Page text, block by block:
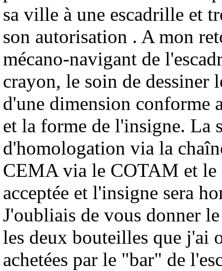
sa ville à une escadrille et
son autorisation . A mon
mécano-navigant de
crayon, le soin de dessiner
d'une dimension conforme
et la forme de l'insigne. La
d'homologation via la
CEMA via le COTAM et
acceptée et l'insigne sera
J'oubliais de vous donner
les deux bouteilles que j'ai
achetées par le "bar" de